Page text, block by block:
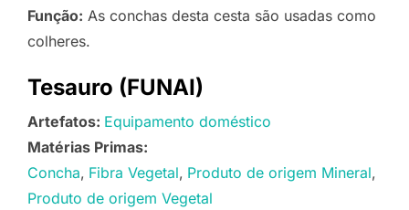
Função: As conchas desta cesta são usadas como
colheres.
Tesauro (FUNAI)
Artefatos: Equipamento doméstico
Matérias Primas:
Concha Fibra Vegetal Produto de origem Mineral
Produto de origem Vegetal